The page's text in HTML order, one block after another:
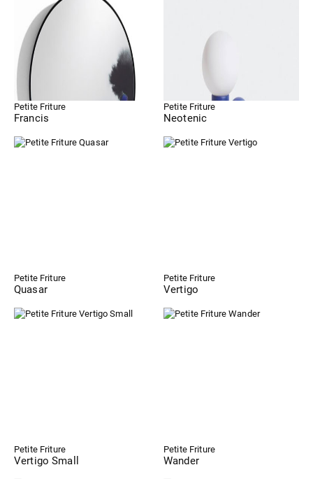
Petite Friture
Francis
Petite Friture
Neotenic
Petite Friture
Quasar
Petite Friture
Vertigo
Petite Friture
Vertigo Small
Petite Friture
Wander